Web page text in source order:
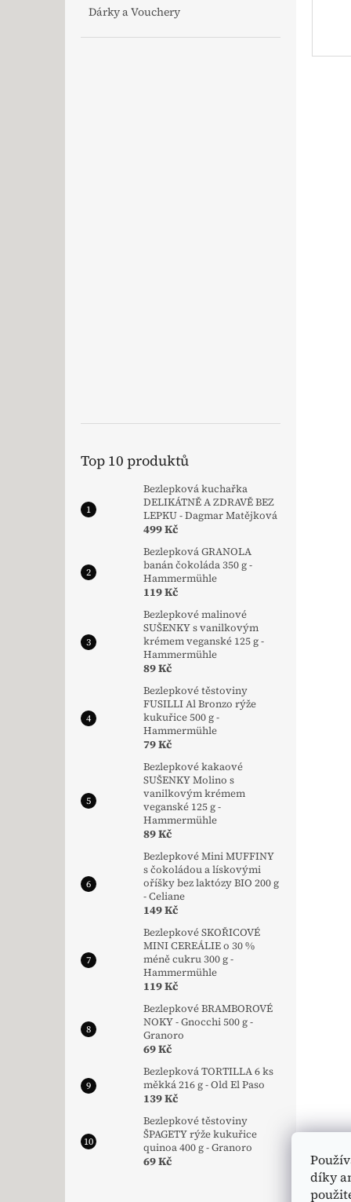
díky
Dárky a Vouchery
Top 10 produktů
Bezlepková kuchařka
DELIKÁTNĚ A ZDRAVĚ BEZ
LEPKU - Dagmar Matějková
499 Kč
Bezlepková GRANOLA
banán čokoláda 350 g -
Hammermühle
119 Kč
Bezlepkové malinové
SUŠENKY s vanilkovým
krémem veganské 125 g -
Hammermühle
89 Kč
Bezlepkové těstoviny
FUSILLI Al Bronzo rýže
kukuřice 500 g -
Hammermühle
79 Kč
Bezlepkové kakaové
SUŠENKY Molino s
vanilkovým krémem
veganské 125 g -
Hammermühle
89 Kč
Bezlepkové Mini MUFFINY
s čokoládou a lískovými
oříšky bez laktózy BIO 200 g
- Celiane
149 Kč
Bezlepkové SKOŘICOVÉ
MINI CEREÁLIE o 30 %
méně cukru 300 g -
Hammermühle
119 Kč
Bezlepkové BRAMBOROVÉ
NOKY - Gnocchi 500 g -
Granoro
69 Kč
Bezlepková TORTILLA 6 ks
měkká 216 g - Old El Paso
139 Kč
Bezlepkové těstoviny
ŠPAGETY rýže kukuřice
quinoa 400 g - Granoro
69 Kč